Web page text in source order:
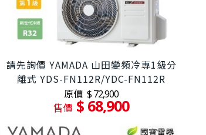
請先詢價 YAMADA 山田變頻冷專1級分
離式 YDS-FN112R/YDC-FN112R
原價 $ 72,900
售價 $ 68,900